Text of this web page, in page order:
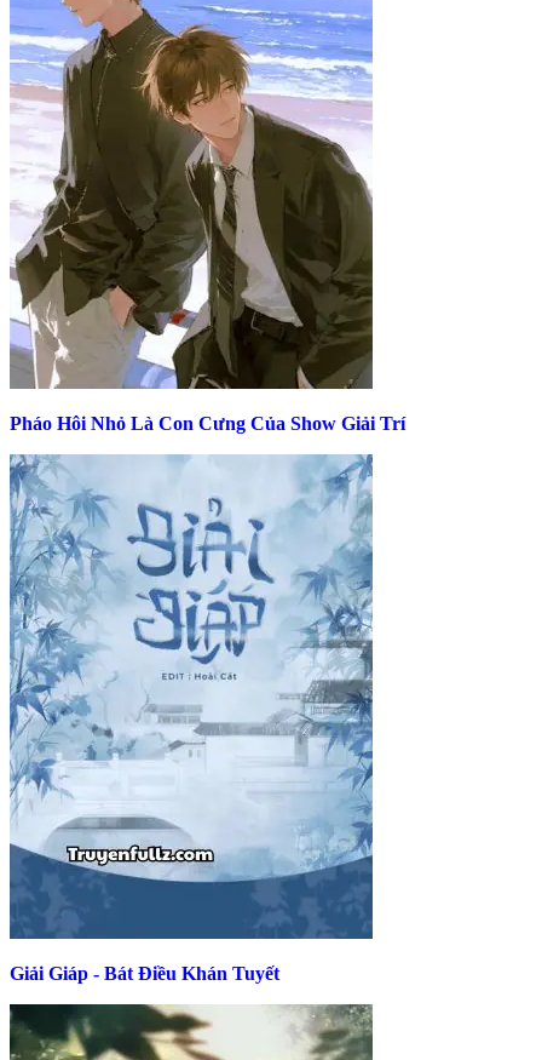
Pháo Hôi Nhỏ Là Con Cưng Của Show Giải Trí
Giải Giáp - Bát Điều Khán Tuyết